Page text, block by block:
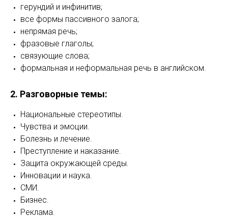
герундий и инфинитив;
все формы пассивного залога;
непрямая речь;
фразовые глаголы;
связующие слова;
формальная и неформальная речь в английском.
2. Разговорные темы:
Национальные стереотипы.
Чувства и эмоции.
Болезнь и лечение.
Преступление и наказание.
Защита окружающей среды.
Инновации и наука.
СМИ.
Бизнес.
Реклама.